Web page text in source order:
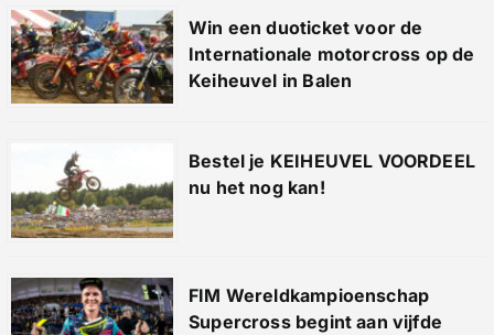
Win een duoticket voor de
Internationale motorcross op de
Keiheuvel in Balen
Bestel je KEIHEUVEL VOORDEEL
nu het nog kan!
FIM Wereldkampioenschap
Supercross begint aan vijfde